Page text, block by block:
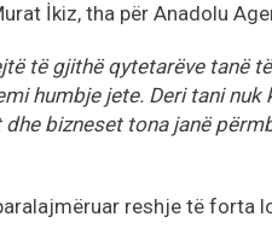
İkiz, tha për Anadolu
të gjithë qytetarëve tanë
humbje jete. Deri tani
bizneset tona janë
reshje të forta